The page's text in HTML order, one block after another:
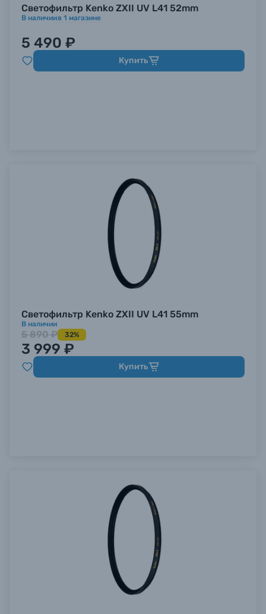
Светофильтр Kenko ZXII UV L41 52mm
В наличиив 1 магазине
5 490 ₽
Купить
Светофильтр Kenko ZXII UV L41 55mm
В наличии
5 890 ₽ 32%
3 999 ₽
Купить